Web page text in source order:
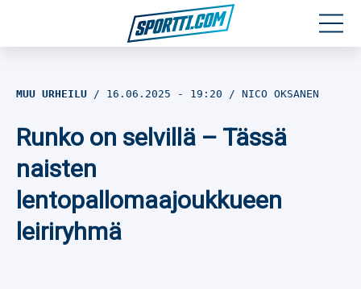
Jalkapallo
Yleisurheilu
Talviurheilu
MUU URHEILU 16.06.2025 - 19:20 NICO OKSANEN
Runko on selvillä – Tässä
naisten
lentopallomaajoukkueen
leiriryhmä